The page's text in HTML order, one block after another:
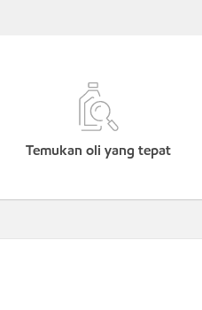
Temukan oli yang tepat